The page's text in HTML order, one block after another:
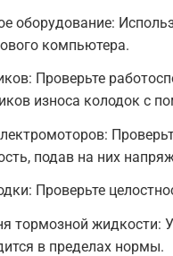
оборудование:
компьютера.
Проверьте
износа колодок с
подав на них
Проверьте
тормозной жидкости:
в пределах нормы.